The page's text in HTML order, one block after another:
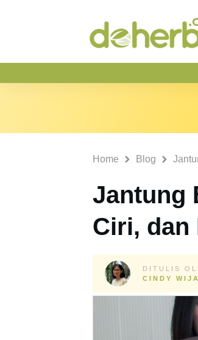
Home Blog
Jantung
Ciri, dan
DITULIS
CINDY